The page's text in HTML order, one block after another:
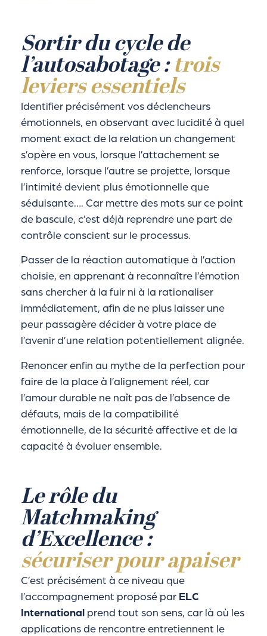
Sortir du cycle de
l’autosabotage :trois
leviers essentiels
Identifier précisément vos déclencheurs
émotionnels, en observant avec lucidité à quel
moment exact de la relation un changement
s’opère en vous, lorsque l’attachement se
renforce, lorsque l’autre se projette, lorsque
l’intimité devient plus émotionnelle que
séduisante…. Car mettre des mots sur ce point
de bascule, c’est déjà reprendre une part de
contrôle conscient sur le processus.
Passer de la réaction automatique à l’action
choisie, en apprenant à reconnaître l’émotion
sans chercher à la fuir ni à la rationaliser
immédiatement, afin de ne plus laisser une
peur passagère décider à votre place de
l’avenir d’une relation potentiellement alignée.
Renoncer enfin au mythe de la perfection pour
faire de la place à l’alignement réel, car
l’amour durable ne naît pas de l’absence de
défauts, mais de la compatibilité
émotionnelle, de la sécurité affective et de la
capacité à évoluer ensemble.
Le rôle du
Matchmaking
d’Excellence :
sécuriser pour apaiser
C’est précisément à ce niveau que
l’accompagnement proposé par ELC
International prend tout son sens, car là où les
applications de rencontre entretiennent le